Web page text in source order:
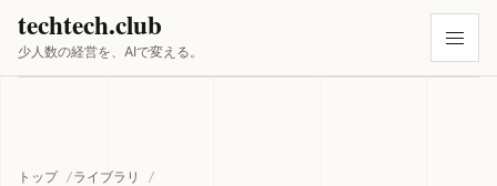
techtech.club
少人数の経営を、AIで変える。
トップ ライブラリ